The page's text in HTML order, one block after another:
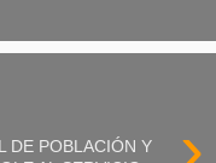
DE POBLACIÓN Y